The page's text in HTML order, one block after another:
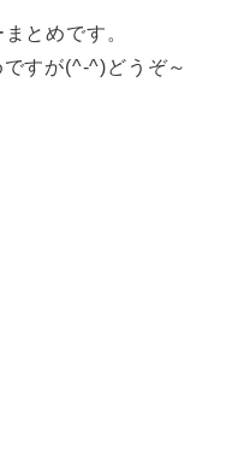
とめです。
すが(^-^)どうぞ～